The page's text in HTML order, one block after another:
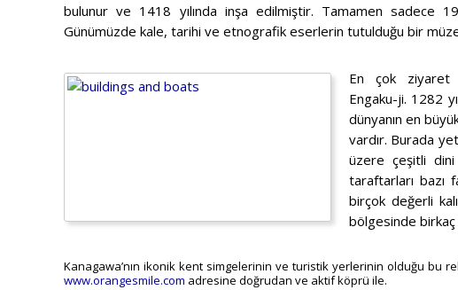
bulunur ve 1418 yılında inşa edilmiştir. Tamamen sadece
Günümüzde kale, tarihi ve etnografik eserlerin tutulduğu bir
En çok ziyaret
Engaku-ji. 1282
dünyanın en
vardır. Burada
üzere çeşitli dini
taraftarları bazı
birçok değerli
bölgesinde
Kanagawa’nın ikonik kent simgelerinin ve turistik yerlerinin olduğu bu
www.orangesmile.com adresine doğrudan ve aktif köprü ile.